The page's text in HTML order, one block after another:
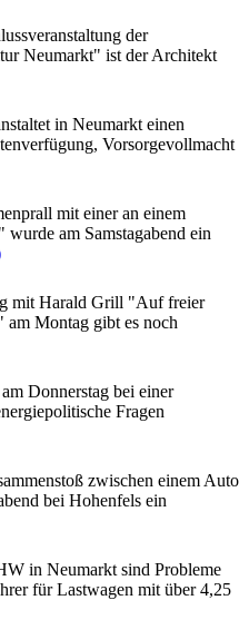
der
Neumarkt" ist der Architekt
in Neumarkt einen
Vorsorgevollmacht
mit einer an einem
am Samstagabend ein
mit Harald Grill "Auf freier
am Montag gibt es noch
Donnerstag bei einer
Fragen
zwischen einem Auto
bei Hohenfels ein
in Neumarkt sind Probleme
für Lastwagen mit über 4,25